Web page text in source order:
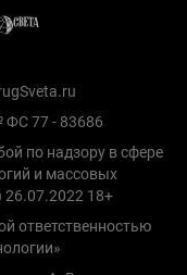
77 - 83686
по надзору в сфере
и массовых
18+
ответственностью